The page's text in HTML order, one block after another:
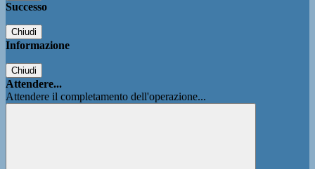
Successo
Chiudi
Informazione
Chiudi
Attendere...
Attendere il completamento dell'operazione...